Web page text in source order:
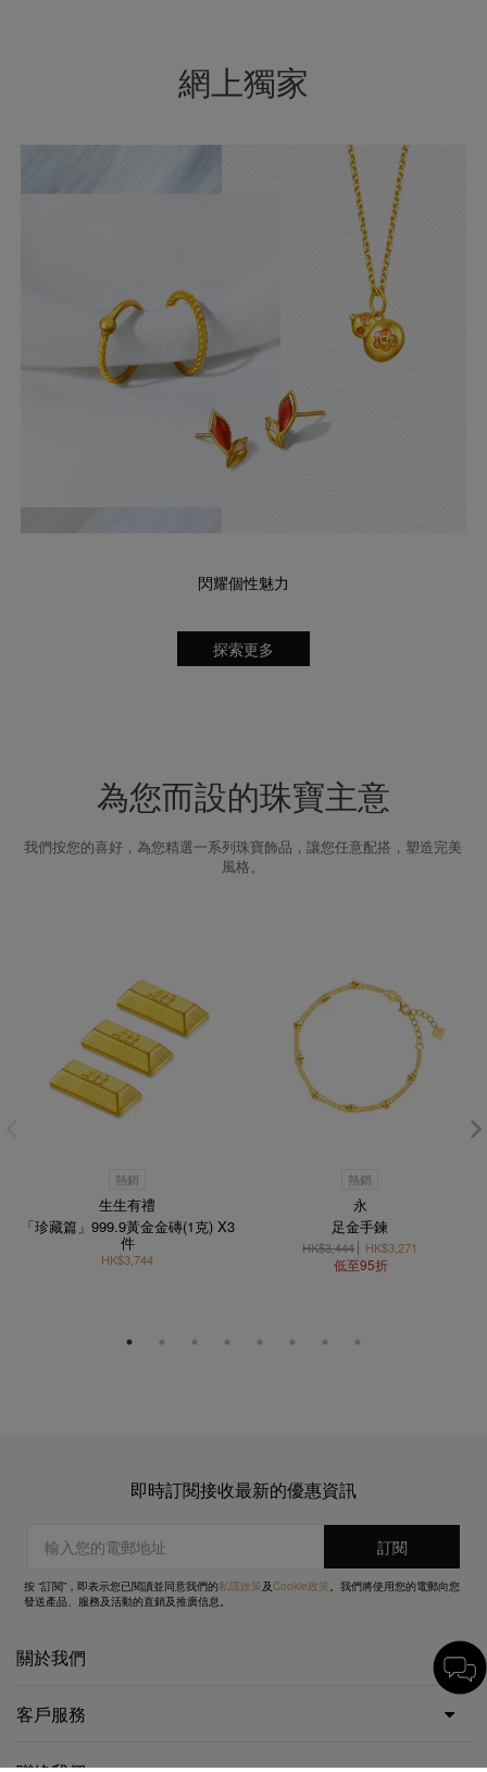
網上獨家
閃耀個性魅力
探索更多
為您而設的珠寶主意
我們按您的喜好，為您精選一系列珠寶飾品，讓您任意配搭，塑造完美
風格。
熱銷
生生有禮
「珍藏篇」999.9黃金金磚(1克) X3
件
HK$3,744
熱銷
永
足金手鍊
HK$3,444 HK$3,271
低至95折
即時訂閱接收最新的優惠資訊
按 “訂閱”，即表示您已閱讀並同意我們的私隱政策及Cookie政策。我們將使用您的電郵向您
發送產品、服務及活動的直銷及推廣信息。
關於我們
客戶服務